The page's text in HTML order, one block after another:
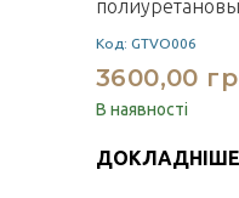
Код: GTVO006
3600,00
В наявності
ДОКЛАДНІШЕ